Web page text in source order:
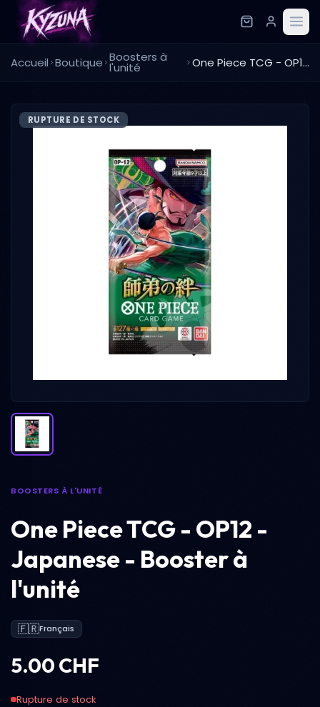
Accueil Boutique Boosters à
l'unité One Piece TCG - OP12 - Japanese - Booster à l'unité
RUPTURE DE STOCK
BOOSTERS À L'UNITÉ
One Piece TCG - OP12 -
Japanese - Booster à
l'unité
🇫🇷Français
5.00 CHF
Rupture de stock